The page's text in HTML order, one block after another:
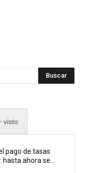
Buscar
visto
pago de tasas
ahora se...